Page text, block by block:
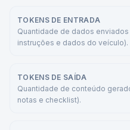
TOKENS DE ENTRADA
Quantidade de dados
instruções e dados do veículo).
TOKENS DE SAÍDA
Quantidade de conteúdo
notas e checklist).